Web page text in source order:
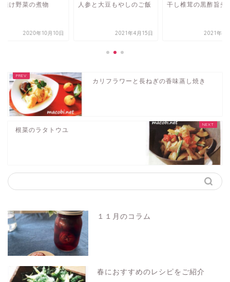
漬け野菜の煮物
2020年10月10日
人参と大豆もやしのご飯
2021年4月15日
干し椎茸の黒酢旨煮
2021年4
カリフラワーと長ねぎの香味蒸し焼き
根菜のラタトウユ
１１月のコラム
春におすすめのレシピをご紹介